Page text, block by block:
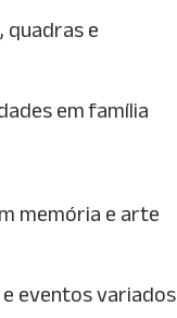
quadras e
em família
memória e arte
e eventos variados